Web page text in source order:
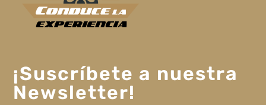
¡Suscríbete a nuestra
Newsletter!